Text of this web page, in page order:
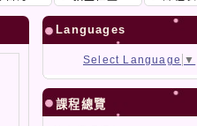
Languages
Select Language ▼
課程總覽